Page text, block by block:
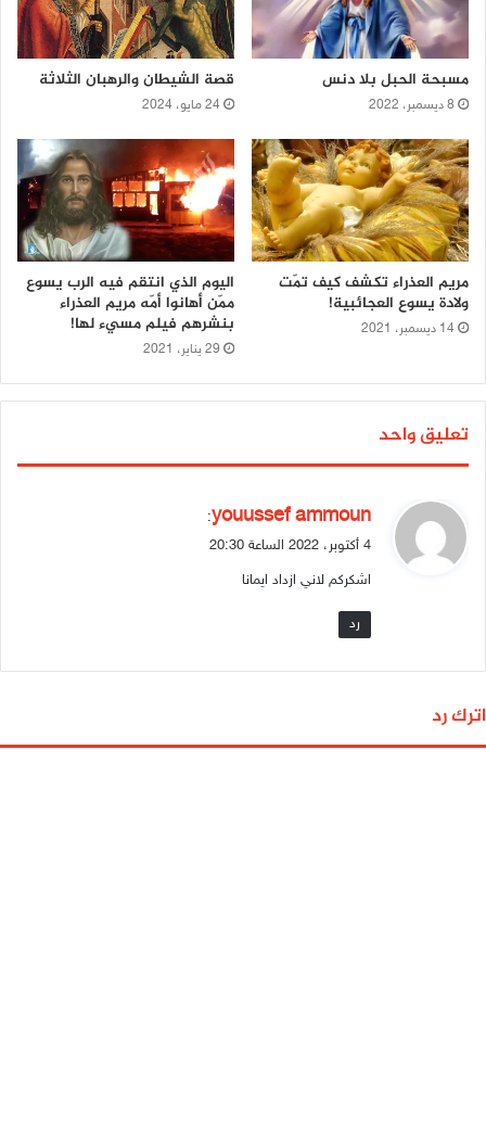
مسبحة الحبل بلا دنس
8 ديسمبر، 2022
قصة الشيطان والرهبان الثلاثة
24 مايو، 2024
مريم العذراء تكشف كيف تمّت
ولادة يسوع العجائبية!
14 ديسمبر، 2021
اليوم الذي انتقم فيه الرب يسوع
ممّن أهانوا أمّه مريم العذراء
بنشرهم فيلم مسيء لها!
29 يناير، 2021
تعليق واحد
ي
ق
ل
youussef ammoun
:
4 أكتوبر، 2022 الساعة 20:30
اشكركم لاني ازداد ايمانا
رد
اترك رد